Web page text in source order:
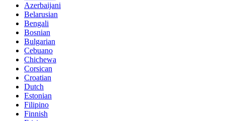
Azerbaijani
Belarusian
Bengali
Bosnian
Bulgarian
Cebuano
Chichewa
Corsican
Croatian
Dutch
Estonian
Filipino
Finnish